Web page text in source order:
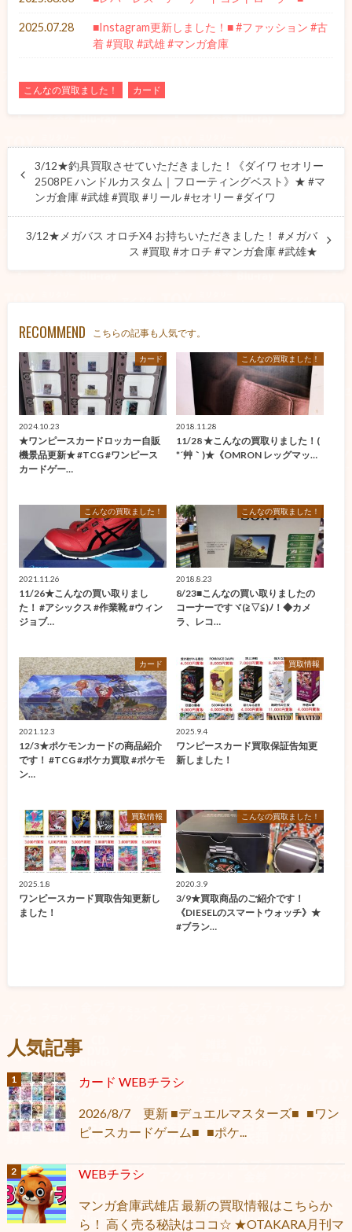
2025.07.28
■Instagram更新しました！■ #ファッション #古
着 #買取 #武雄 #マンガ倉庫
こんなの買取ました！ カード
3/12★釣具買取させていただきました！《ダイワ セオリー
2508PE ハンドルカスタム｜フローティングベスト》★ #マ
ンガ倉庫 #武雄 #買取 #リール #セオリー #ダイワ
3/12★メガバス オロチX4 お持ちいただきました！ #メガバ
ス #買取 #オロチ #マンガ倉庫 #武雄★
RECOMMEND こちらの記事も人気です。
カード
2024.10.23
★ワンピースカードロッカー自販
機景品更新★ #TCG #ワンピース
カードゲー…
こんなの買取ました！
2018.11.28
11/28 ★こんなの買取りました！(
*´艸｀)★《OMRON レッグマッ…
こんなの買取ました！
2021.11.26
11/26★こんなの買い取りまし
た！ #アシックス #作業靴 #ウィン
ジョブ…
こんなの買取ました！
2018.8.23
8/23■こんなの買い取りましたの
コーナーですヾ(≧▽≦)ﾉ！◆カメ
ラ、レコ…
カード
2021.12.3
12/3★ポケモンカードの商品紹介
です！ #TCG #ポケカ買取 #ポケモ
ン…
買取情報
2025.9.4
ワンピースカード買取保証告知更
新しました！
買取情報
2025.1.8
ワンピースカード買取告知更新し
ました！
こんなの買取ました！
2020.3.9
3/9★買取商品のご紹介です！
《DIESELのスマートウォッチ》★
#ブラン…
人気記事
カード WEBチラシ
2026/8/7 更新 ■デュエルマスターズ■ ■ワン
ピースカードゲーム■ ■ポケ...
WEBチラシ
マンガ倉庫武雄店 最新の買取情報はこちらか
ら！ 高く売る秘訣はココ☆ ★OTAKARA月刊マ